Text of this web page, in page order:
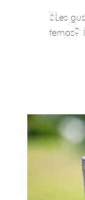
¿Les
temas?